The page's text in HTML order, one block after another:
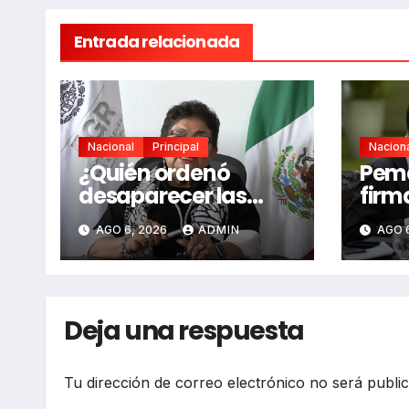
Entrada relacionada
Nacional Principal
¿Quién ordenó
desaparecer las
grabaciones clave
del caso
Ayotzinapa?
AGO 6, 2026 ADMIN AGO
Deja una respuesta
Tu dirección de correo electrónico no será